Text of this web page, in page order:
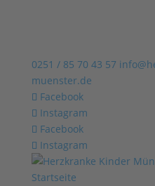
0251 / 85 70 43 57
muenster.de
Facebook
Instagram
Facebook
Instagram
Startseite